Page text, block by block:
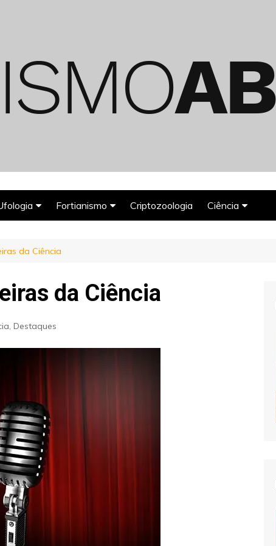
Deuses Astronautas
Hipótese Psicossocial
Fortianismo Criptozoologia Ciência
da Ciência
da Ciência
, Destaques